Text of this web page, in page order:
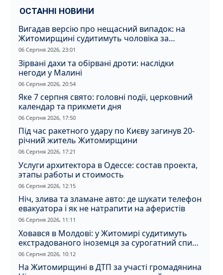
ОСТАННІ НОВИНИ
Вигадав версію про нещасний випадок: на
Житомирщині судитимуть чоловіка за
вбивство співмешканки
06 Серпня 2026, 23:01
Зірвані дахи та обірвані дроти: наслідки
негоди у Малині
06 Серпня 2026, 20:54
Яке 7 серпня свято: головні події, церковний
календар та прикмети дня
06 Серпня 2026, 17:50
Під час ракетного удару по Києву загинув 20-
річний житель Житомирщини
06 Серпня 2026, 17:21
Услуги архитектора в Одессе: состав проекта,
этапы работы и стоимость
06 Серпня 2026, 12:15
Ніч, злива та зламане авто: де шукати телефон
евакуатора і як не натрапити на аферистів
06 Серпня 2026, 11:11
Ховався в Молдові: у Житомирі судитимуть
екстрадованого іноземця за сурогатний спирт
і відмивання грошей
06 Серпня 2026, 10:12
На Житомирщині в ДТП за участі громадянина